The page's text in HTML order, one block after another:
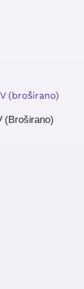
(broširano)